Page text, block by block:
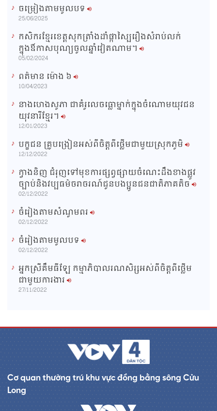
ចម្រៀងតាមមូលបទ
25/06/2025
កសិករខ្មែរខេត្តសុកត្រាំងដាំផ្កាស្បៃរឿងសំរាប់លក់
ក្នុងឳកាសបុណ្យចូលឆ្នាំវៀតណាម។
05/02/2024
ពត៌មាន ម៉ោង​ ៦
10/04/2023
នាងហេងសូភា ជាគំរូលេចធ្លោម្នាក់ក្នុងចំណោមយុវជន
យុវនារីខ្មែរ។
12/01/2023
បក្ខជន គ្រូបង្រៀនអស់ពីចិត្តពីថ្លើមជាមួយស្រុកភូមិ
12/12/2022
ក្វាងនិញ ជំរុញទៅមុខការផ្សព្វផ្សាយចំណេះដឹងខាងផ្លូវ
ច្បាប់និងវប្បធម៌ចរាចរណ៍ជូនបងប្អូនជនជាតិភាគតិច
02/12/2022
ចំរៀងតាមសំណូមពរ
02/12/2022
ចំរៀងតាមមូលបទ
02/12/2022
អ្នកស្រីគឹមធីឡែ កម្មាភិបាលរណសិរ្សអស់ពីចិត្តពីថ្លើម
ជាមួយការងារ
27/11/2022
Cơ quan thường trú khu vực đồng bằng sông Cửu
Long